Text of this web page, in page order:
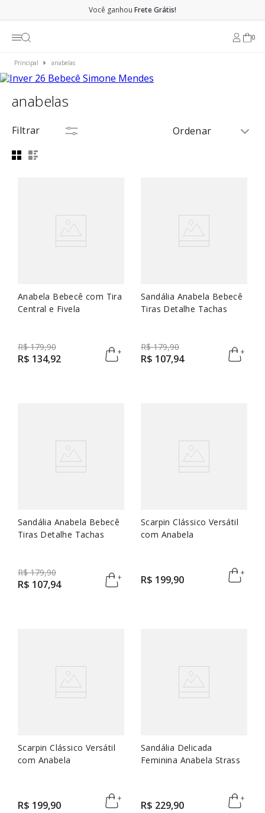
Você ganhou Frete Grátis!
0
anabelas
anabelas
Filtrar
Anabela Bebecê com Tira
Central e Fivela
R$ 179,90
R$ 134,92
Sandália Anabela Bebecê
Tiras Detalhe Tachas
R$ 179,90
R$ 107,94
Sandália Anabela Bebecê
Tiras Detalhe Tachas
R$ 179,90
R$ 107,94
Scarpin Clássico Versátil
com Anabela
R$ 199,90
Scarpin Clássico Versátil
com Anabela
R$ 199,90
Sandália Delicada
Feminina Anabela Strass
R$ 229,90